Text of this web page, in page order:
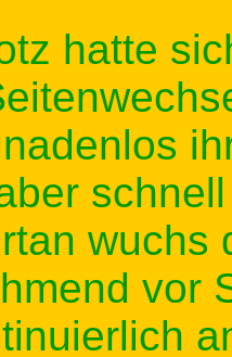
hatte
wuchs
vor